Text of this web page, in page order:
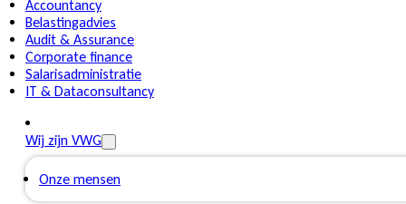
Accountancy
Belastingadvies
Audit & Assurance
Corporate finance
Salarisadministratie
IT & Dataconsultancy
Wij zijn VWG
Onze mensen